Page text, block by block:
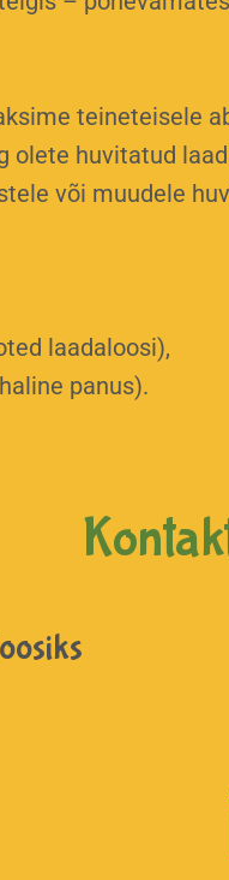
teineteisele
olete huvitatud
või muudele
laadaloosi),
panus).